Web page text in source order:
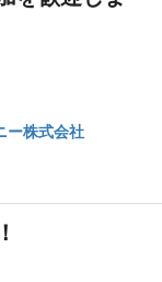
ー株式会社